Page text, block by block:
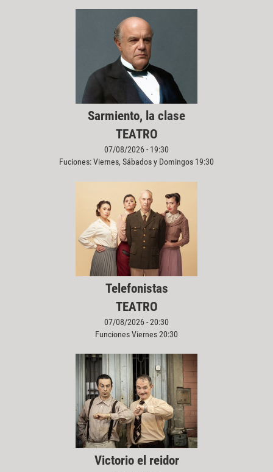
Sarmiento, la clase
TEATRO
07/08/2026 - 19:30
Fuciones: Viernes, Sábados y Domingos 19:30
Telefonistas
TEATRO
07/08/2026 - 20:30
Funciones Viernes 20:30
Victorio el reidor